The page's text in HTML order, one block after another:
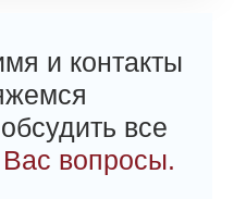
и контакты
все
вопросы.